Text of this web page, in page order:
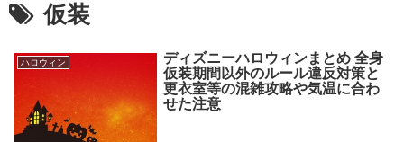
仮装
ハロウィン
ディズニーハロウィンまとめ 全身
仮装期間以外のルール違反対策と
更衣室等の混雑攻略や気温に合わ
せた注意